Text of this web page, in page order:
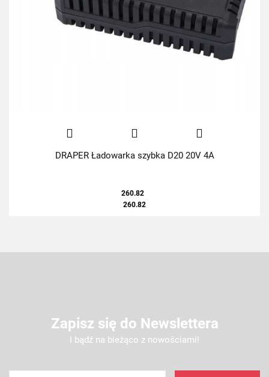
DRAPER Ładowarka szybka D20 20V 4A
260.82
260.82
Zapisz się do Newslettera
I bądź na bieżąco z nowościami!